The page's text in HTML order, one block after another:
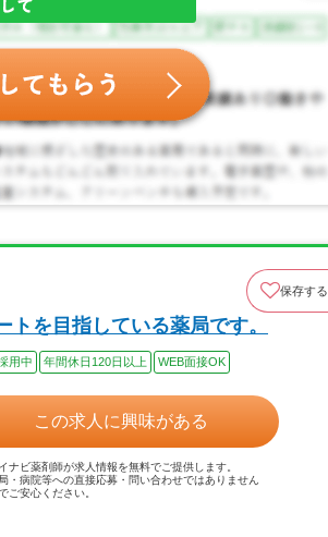
保存する
を目指している薬局です。
用中 年間休日120日以上 WEB面接OK
この求人に興味がある
ナビ薬剤師が求人情報を無料でご提供します。
・病院等への直接応募・問い合わせではありません
ご安心ください。